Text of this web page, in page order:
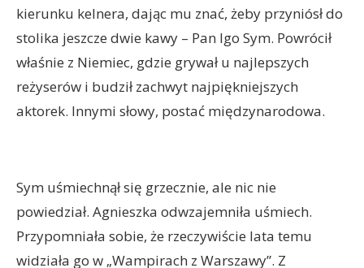
kierunku kelnera, dając mu znać, żeby przyniósł do
stolika jeszcze dwie kawy – Pan Igo Sym. Powrócił
właśnie z Niemiec, gdzie grywał u najlepszych
reżyserów i budził zachwyt najpiękniejszych
aktorek. Innymi słowy, postać międzynarodowa.
Sym uśmiechnął się grzecznie, ale nic nie
powiedział. Agnieszka odwzajemniła uśmiech.
Przypomniała sobie, że rzeczywiście lata temu
widziała go w „Wampirach z Warszawy”. Z